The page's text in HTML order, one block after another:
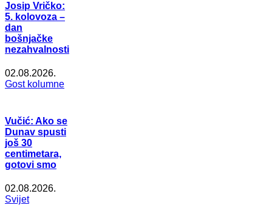
Josip Vričko:
5. kolovoza –
dan
bošnjačke
nezahvalnosti
02.08.2026.
Gost kolumne
Vučić: Ako se
Dunav spusti
još 30
centimetara,
gotovi smo
02.08.2026.
Svijet